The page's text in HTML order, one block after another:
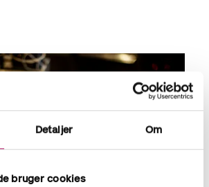
Detaljer Om
bruger cookies